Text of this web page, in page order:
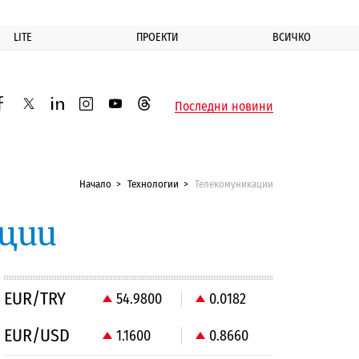
LITE ПРОЕКТИ ВСИЧКО
twitterlinkedininstagram
youtubethreadsПоследни новини
Начало Технологии Телекомуникации
EUR/TRY 54.9800 0.0182
EUR/USD 1.1600 0.8660